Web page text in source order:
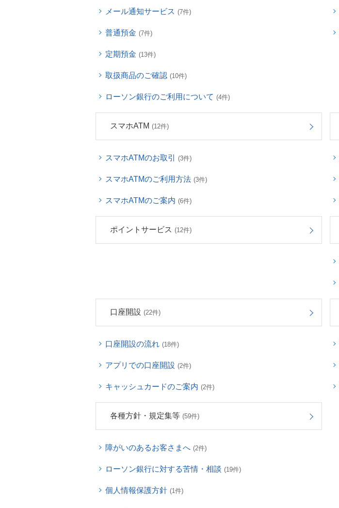
メール通知サービス (7件)
普通預金 (7件)
定期預金 (13件)
取扱商品のご確認 (10件)
ローソン銀行のご利用について (4件)
スマホATM (12件)
スマホATMのお取引 (3件)
スマホATMのご利用方法 (3件)
スマホATMのご案内 (6件)
ポイントサービス (12件)
口座開設 (22件)
口座開設の流れ (18件)
アプリでの口座開設 (2件)
キャッシュカードのご案内 (2件)
各種方針・規定集等 (59件)
障がいのあるお客さまへ (2件)
ローソン銀行に対する苦情・相談 (19件)
個人情報保護方針 (1件)